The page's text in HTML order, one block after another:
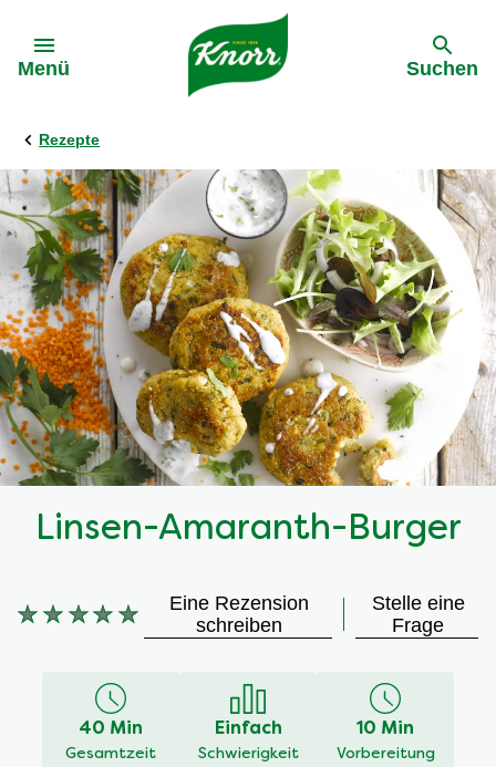
Menü Suchen
Rezepte
Linsen-Amaranth-Burger
Keine
abgegeben
Eine Rezension
schreiben
Stelle eine
Frage
40 Min
Gesamtzeit
Einfach
Schwierigkeit
10 Min
Vorbereitung